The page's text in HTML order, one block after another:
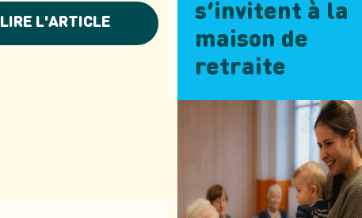
LIRE L'ARTICLE
s’invitent à la
maison de
retraite